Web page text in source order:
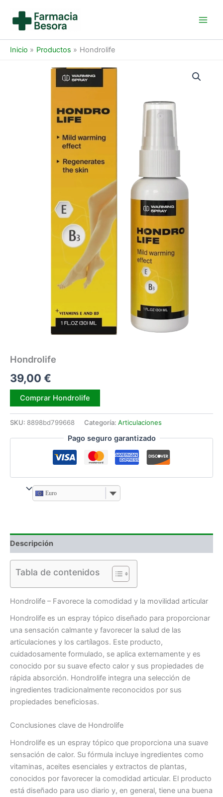
contenido
Inicio Productos Hondrolife
Hondrolife
39,00 €
Comprar Hondrolife
SKU: 8898bd799668 Categoría: Articulaciones
Pago seguro garantizado
Euro
Descripción
Tabla de contenidos
Hondrolife – Favorece la comodidad y la movilidad articular
Hondrolife es un espray tópico diseñado para proporcionar
una sensación calmante y favorecer la salud de las
articulaciones y los cartílagos. Este producto,
cuidadosamente formulado, se aplica externamente y es
conocido por su suave efecto calor y sus propiedades de
rápida absorción. Hondrolife integra una selección de
ingredientes tradicionalmente reconocidos por sus
propiedades beneficiosas.
Conclusiones clave de Hondrolife
Hondrolife es un espray tópico que proporciona una suave
sensación de calor. Su fórmula incluye ingredientes como
vitaminas, aceites esenciales y extractos de plantas,
conocidos por favorecer la comodidad articular. El producto
está diseñado para uso diario y, en general, tiene una buena